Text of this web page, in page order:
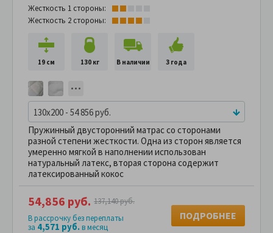
Жесткость 1 стороны:
Жесткость 2 стороны:
19 см 130 кг В наличии 3 года
130x200 - 54 856 руб.
Пружинный двусторонний матрас со сторонами
разной степени жесткости. Одна из сторон является
умеренно мягкой в наполнении использован
натуральный латекс, вторая сторона содержит
латексированный кокос
54,856 руб. 137,140 руб.
В рассрочку без переплаты
за 4,571 руб.в месяц
ПОДРОБНЕЕ